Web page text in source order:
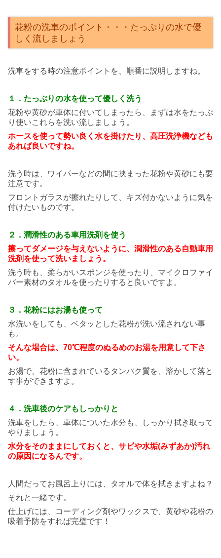
花粉の洗車のポイント・・・たっぷりの水で優
しく流しましょう
洗車をする時の注意ポイントを、順番に説明しますね。
１．たっぷりの水を使って優しく洗う
花粉や黄砂が車体に付いてしまったら、まずは水をたっぷ
り使いこれらを洗い流しましょう。
ホースを使って勢い良く水を掛けたり、 高圧洗浄機なども
あれば良いですね。
洗う時は、ワイパーなどの間に挟まった花粉や黄砂にも要
注意です。
フロントガラスが擦れたりして、キズ付かないように気を
付けたいものです。
２．潤滑性のある車用洗剤を使う
擦ってダメージを与えないように、 潤滑性のある自動車用
洗剤を使って洗いましょう。
洗う時も、柔らかいスポンジを使ったり、マイクロファイ
バー素材のタオルを使ったりすると良いですよ。
３．花粉にはお湯も使って
水洗いをしても、ベタッとした花粉が洗い流されない事
も。
そんな場合は、70℃程度のぬるめのお湯を用意して下さ
い。
お湯で、花粉に含まれているタンパク質を、溶かして落と
す事ができますよ。
４．洗車後のケアもしっかりと
洗車をしたら、車体についた水分も、しっかり拭き取って
やりましょう。
水分をそのままにしておくと、サビや水垢(みずあか)汚れ
の原因になるんです。
人間だってお風呂上りには、タオルで体を拭きますよね？
それと一緒です。
仕上げには、コーディング剤やワックスで、黄砂や花粉の
吸着予防をすれば完璧です！